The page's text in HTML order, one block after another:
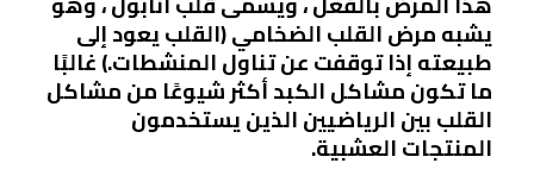
يشبه مرض القلب الضخامي (القلب يعود إلى
طبيعته إذا توقفت عن تناول المنشطات.) غالبًا
ما تكون مشاكل الكبد أكثر شيوعًا من مشاكل
القلب بين الرياضيين الذين يستخدمون
المنتجات العشبية.